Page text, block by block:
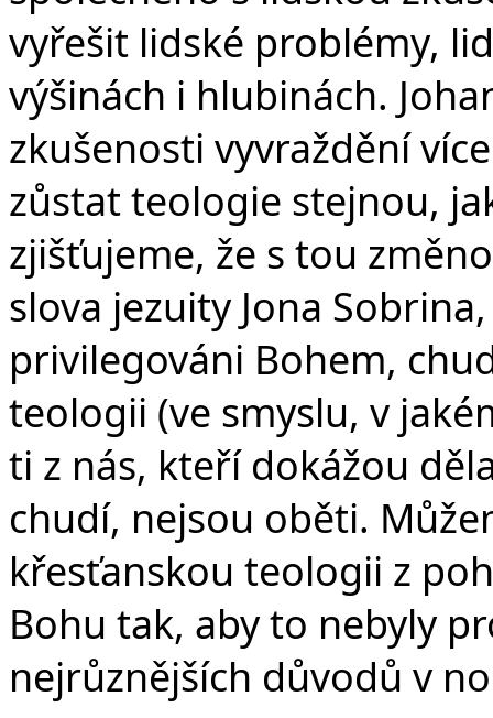
vyřešit lidské problémy,
výšinách i hlubinách.
zkušenosti vyvraždění
zůstat teologie stejnou,
zjišťujeme, že s tou
slova jezuity Jona
privilegováni Bohem,
teologii (ve smyslu, v
ti z nás, kteří dokážou
chudí, nejsou oběti.
křesťanskou teologii z
Bohu tak, aby to nebyly
nejrůznějších důvodů v